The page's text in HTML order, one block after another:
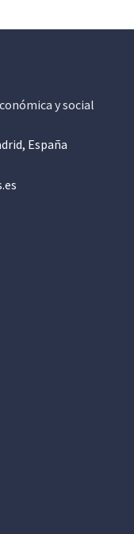
y social
España